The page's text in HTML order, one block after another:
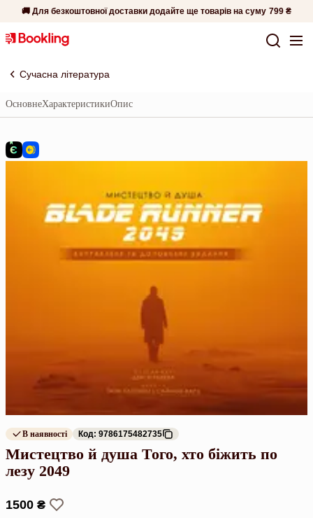
🚚 Для безкоштовної доставки додайте ще товарів на суму 799 ₴
Сучасна література
ОсновнеХарактеристикиОпис
В наявності Код: 9786175482735
Мистецтво й душа Того, хто біжить по
лезу 2049
1500 ₴